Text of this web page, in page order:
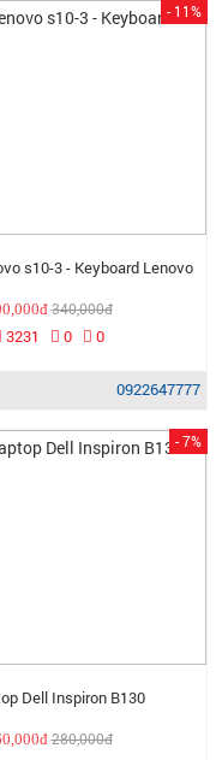
- 11%
s10-3 - Keyboard Lenovo
340,000đ
3231 0 0
0922647777
- 7%
Dell Inspiron B130
280,000đ